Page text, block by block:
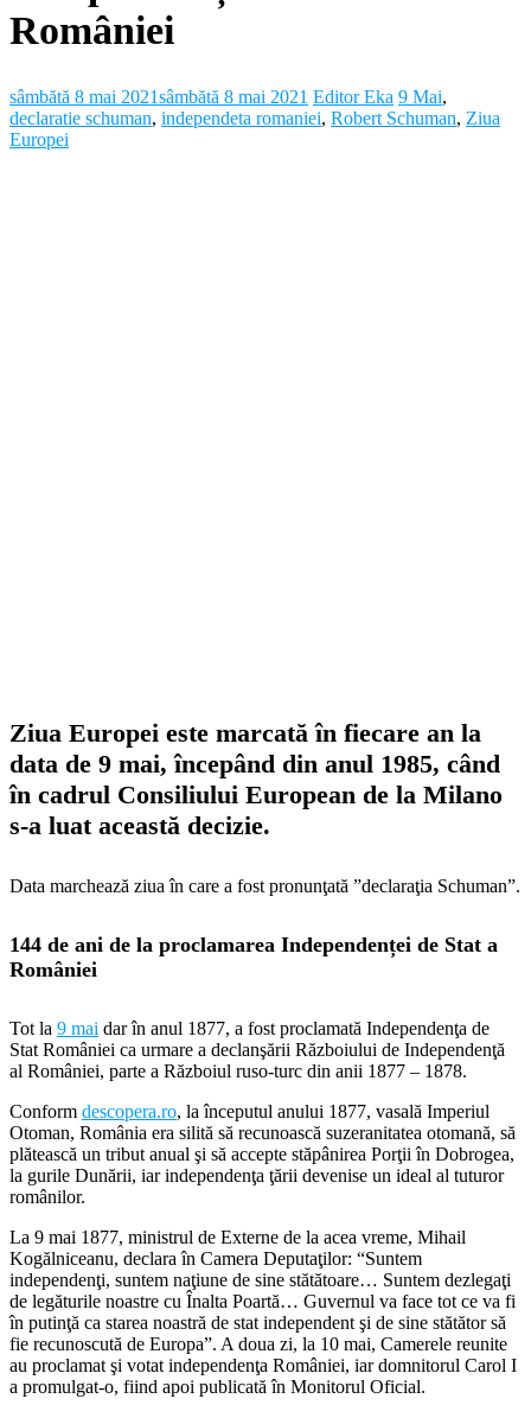
României
sâmbătă 8 mai 2021sâmbătă 8 mai 2021 Editor Eka 9 Mai,
declaratie schuman, independeta romaniei, Robert Schuman, Ziua
Europei
Ziua Europei este marcată în fiecare an la
data de 9 mai, începând din anul 1985, când
în cadrul Consiliului European de la Milano
s-a luat această decizie.
Data marchează ziua în care a fost pronunţată ”declaraţia Schuman”.
144 de ani de la proclamarea Independenței de Stat a
României
Tot la 9 mai dar în anul 1877, a fost proclamată Independenţa de
Stat României ca urmare a declanşării Războiului de Independenţă
al României, parte a Războiul ruso-turc din anii 1877 – 1878.
Conform descopera.ro, la începutul anului 1877, vasală Imperiul
Otoman, România era silită să recunoască suzeranitatea otomană, să
plătească un tribut anual şi să accepte stăpânirea Porţii în Dobrogea,
la gurile Dunării, iar independenţa ţării devenise un ideal al tuturor
românilor.
La 9 mai 1877, ministrul de Externe de la acea vreme, Mihail
Kogălniceanu, declara în Camera Deputaţilor: “Suntem
independenţi, suntem naţiune de sine stătătoare… Suntem dezlegaţi
de legăturile noastre cu Înalta Poartă… Guvernul va face tot ce va fi
în putinţă ca starea noastră de stat independent şi de sine stătător să
fie recunoscută de Europa”. A doua zi, la 10 mai, Camerele reunite
au proclamat şi votat independenţa României, iar domnitorul Carol I
a promulgat-o, fiind apoi publicată în Monitorul Oficial.